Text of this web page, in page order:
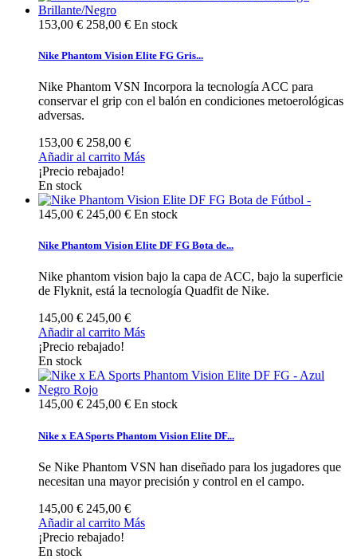
153,00 € 258,00 € En stock
Nike Phantom Vision Elite FG Gris...
Nike Phantom VSN Incorpora la tecnología ACC para
conservar el grip con el balón en condiciones metoerológicas
adversas.
153,00 € 258,00 €
Añadir al carrito Más
¡Precio rebajado!
En stock
145,00 € 245,00 € En stock
Nike Phantom Vision Elite DF FG Bota de...
Nike phantom vision bajo la capa de ACC, bajo la superficie
de Flyknit, está la tecnología Quadfit de Nike.
145,00 € 245,00 €
Añadir al carrito Más
¡Precio rebajado!
En stock
145,00 € 245,00 € En stock
Nike x EA Sports Phantom Vision Elite DF...
Se Nike Phantom VSN han diseñado para los jugadores que
necesitan una mayor precisión y control en el campo.
145,00 € 245,00 €
Añadir al carrito Más
¡Precio rebajado!
En stock